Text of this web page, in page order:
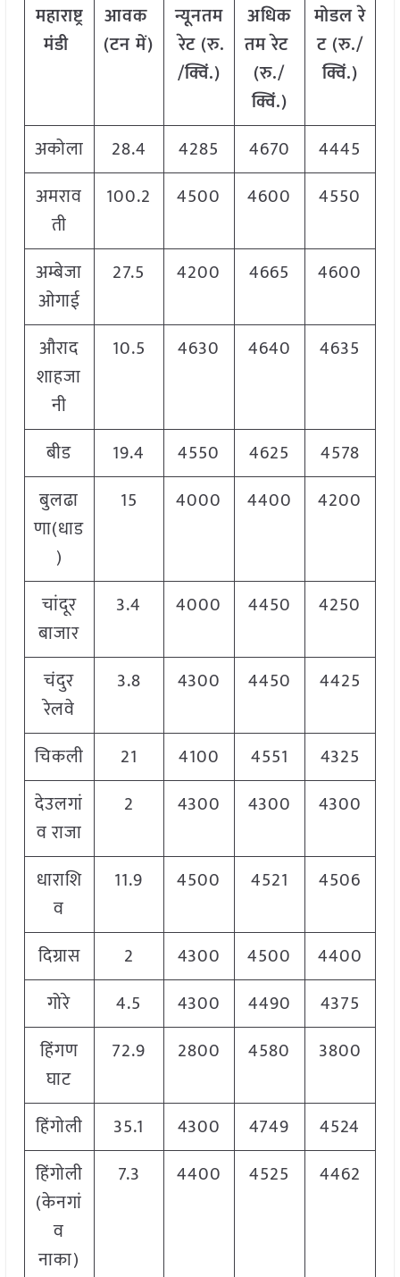
महाराष्ट्र
मंडी
आवक
(टन में)
न्यूनतम
रेट(रु.
/क्विं.)
अधिक
तमरेट
(रु./
क्विं.)
मोडलरे
ट (रु./
क्विं.)
अकोला 28.4 4285 4670
4445
अमराव
ती
100.2 4500 4600 4550
अम्बेजा
ओगाई
27.5 4200 4665 4600
औराद
शाहजा
नी
10.5 4630 4640 4635
बीड 19.4 4550 4625
4578
बुलढा
णा(धाड
)
15 4000 4400 4200
चांदूर
बाजार
3.4 4000 4450 4250
चंदुर
रेलवे
3.8 4300 4450 4425
चिकली 21 4100 4551
4325
देउलगां
व राजा
2 4300 4300 4300
धाराशि
व
11.9 4500 4521 4506
दिग्रास 2 4300 4500
4400
गोरे
4.5 4300 4490
4375
हिंगण
घाट
72.9 2800 4580 3800
हिंगोली 35.1 4300 4749
4524
हिंगोली
(केनगां
व
नाका)
7.3 4400 4525 4462